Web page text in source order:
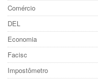
Comércio
DEL
Economia
Facisc
Impostômetro